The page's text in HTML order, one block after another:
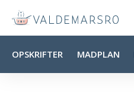
OPSKRIFTER MADPLAN